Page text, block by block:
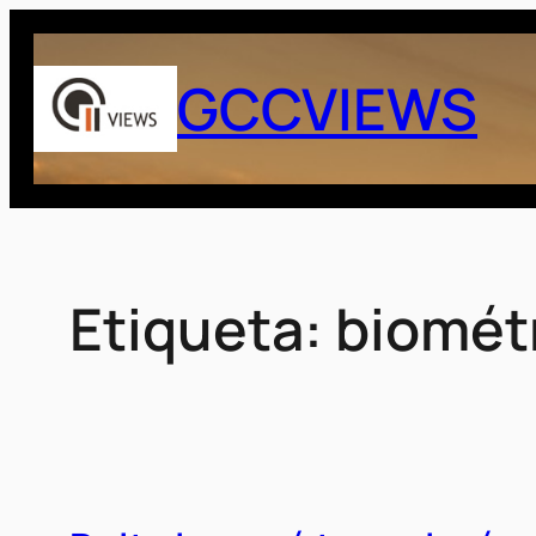
Saltar
contenido
GCCVIEWS
Etiqueta: